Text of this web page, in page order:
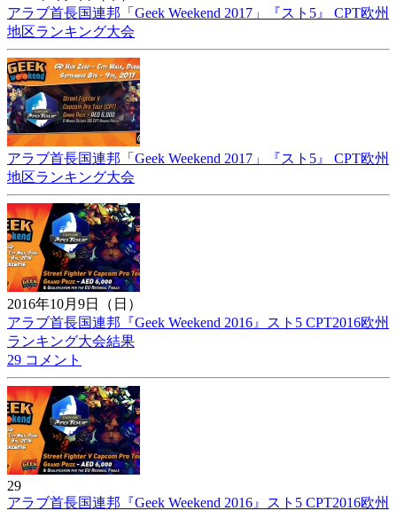
アラブ首長国連邦「Geek Weekend 2017」『スト5』 CPT欧州
地区ランキング大会
アラブ首長国連邦「Geek Weekend 2017」『スト5』 CPT欧州
地区ランキング大会
2016年10月9日（日）
アラブ首長国連邦『Geek Weekend 2016』スト5 CPT2016欧州
ランキング大会結果
29 コメント
29
アラブ首長国連邦『Geek Weekend 2016』スト5 CPT2016欧州